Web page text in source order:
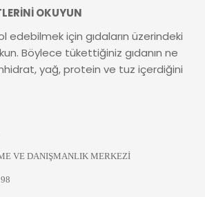
OKUYUN
edebilmek için gıdaların üzerindeki
Böylece tükettiğiniz gıdanın ne
yağ, protein ve tuz içerdiğini
VE DANIŞMANLIK MERKEZİ